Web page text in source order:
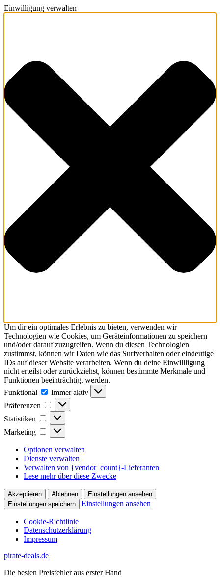
Einwilligung verwalten
Um dir ein optimales Erlebnis zu bieten, verwenden wir
Technologien wie Cookies, um Geräteinformationen zu speichern
und/oder darauf zuzugreifen. Wenn du diesen Technologien
zustimmst, können wir Daten wie das Surfverhalten oder eindeutige
IDs auf dieser Website verarbeiten. Wenn du deine Einwillligung
nicht erteilst oder zurückziehst, können bestimmte Merkmale und
Funktionen beeinträchtigt werden.
Funktional
Funktional
Immer aktiv
Präferenzen
Präferenzen
Statistiken Statistiken
Marketing Marketing
Optionen verwalten
Dienste verwalten
Verwalten von {vendor_count}-Lieferanten
Lese mehr über diese Zwecke
Akzeptieren Ablehnen
Einstellungen ansehen
Einstellungen speichern
Einstellungen ansehen
Cookie-Richtlinie
Datenschutzerklärung
Impressum
Zum
springen
pirate-deals.de
Die besten Preisfehler aus erster Hand